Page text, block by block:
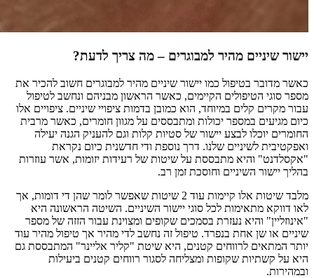
יישור שיניים מהיר למבוגרים – מה צריך לדעת?
כאשר מדובר בטיפול כמו יישור שיניים מהיר למבוגרים חשוב להכיר את
מספר סוגי הטיפולים הקיימים, כאשר הראשון מבניהם ונחשב לטיפול
עבור מקרים קלים במיוחד, הוא כמובן בדמות ציפויי שיניים. ציפויים אלו
כיום מגיעים במספר יכולות ומתבססים על מגוון חומרים, כאשר מרבית
החומרים יוכלו לבצע יישור של סטיות קלות וגם להעניק הגנה יעילה
ואפקטיבית לשיניים שלנו. דרך נוספת ודי חדשנית כיום נקראת
"אקסלדנט" והיא מתבססת על שיטות של רעידות יזומות, אשר עוזרות
בהליך יישור השיניים וחוסכת זמן רב.
מלבד שיטות אלו קיימות עוד 2 שיטות שאפשר לומר שהן די דומות, אך
לאו דווקא מתאימות לכל סוגי יישור השיניים. השיטה הראשונה היא
"אינוזליין" והיא נעזרת בסמכים שקופים ומצוינת עבור הזזה של מספר
שיניים או שן אחת בנפרד. טיפול זה נחשב לדי מהיר אך טיפול מהיר עוד
יותר המתאים לרווחים קטנים, היא שיטת "קליר אליינר" המתבססת גם
היא על קשתיות שקופות ומצליחה לסגור רווחים קטנים ביעילות
ובמהירות.